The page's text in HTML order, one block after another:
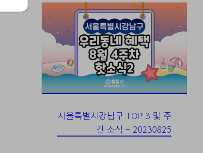
서울특별시강남구 TOP 3 및 주
간 소식 – 20230825